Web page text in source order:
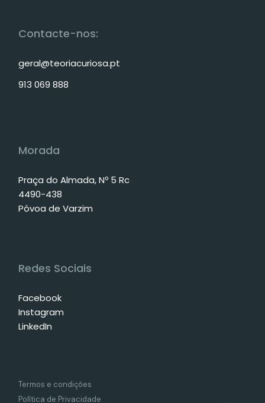
Contacte-nos:
geral@teoriacuriosa.pt
913 069 888
Morada
Praça do Almada, Nº 5 Rc
4490-438
Póvoa de Varzim
Redes Sociais
Facebook
Instagram
LinkedIn
Termos e condições
Política de Privacidade